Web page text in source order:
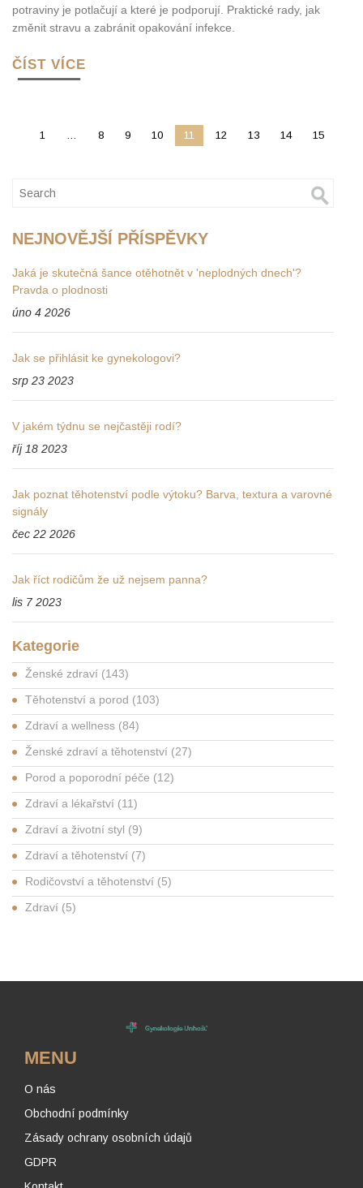
potraviny je potlačují a které je podporují. Praktické rady, jak
změnit stravu a zabránit opakování infekce.
ČÍST VÍCE
1 … 8 9 10 11 12 13 14 15
NEJNOVĚJŠÍ PŘÍSPĚVKY
Jaká je skutečná šance otěhotnět v 'neplodných dnech'?
Pravda o plodnosti
úno 4 2026
Jak se přihlásit ke gynekologovi?
srp 23 2023
V jakém týdnu se nejčastěji rodí?
říj 18 2023
Jak poznat těhotenství podle výtoku? Barva, textura a varovné
signály
čec 22 2026
Jak říct rodičům že už nejsem panna?
lis 7 2023
Kategorie
Ženské zdraví (143)
Těhotenství a porod (103)
Zdraví a wellness (84)
Ženské zdraví a těhotenství (27)
Porod a poporodní péče (12)
Zdraví a lékařství (11)
Zdraví a životní styl (9)
Zdraví a těhotenství (7)
Rodičovství a těhotenství (5)
Zdraví (5)
MENU
O nás
Obchodní podmínky
Zásady ochrany osobních údajů
GDPR